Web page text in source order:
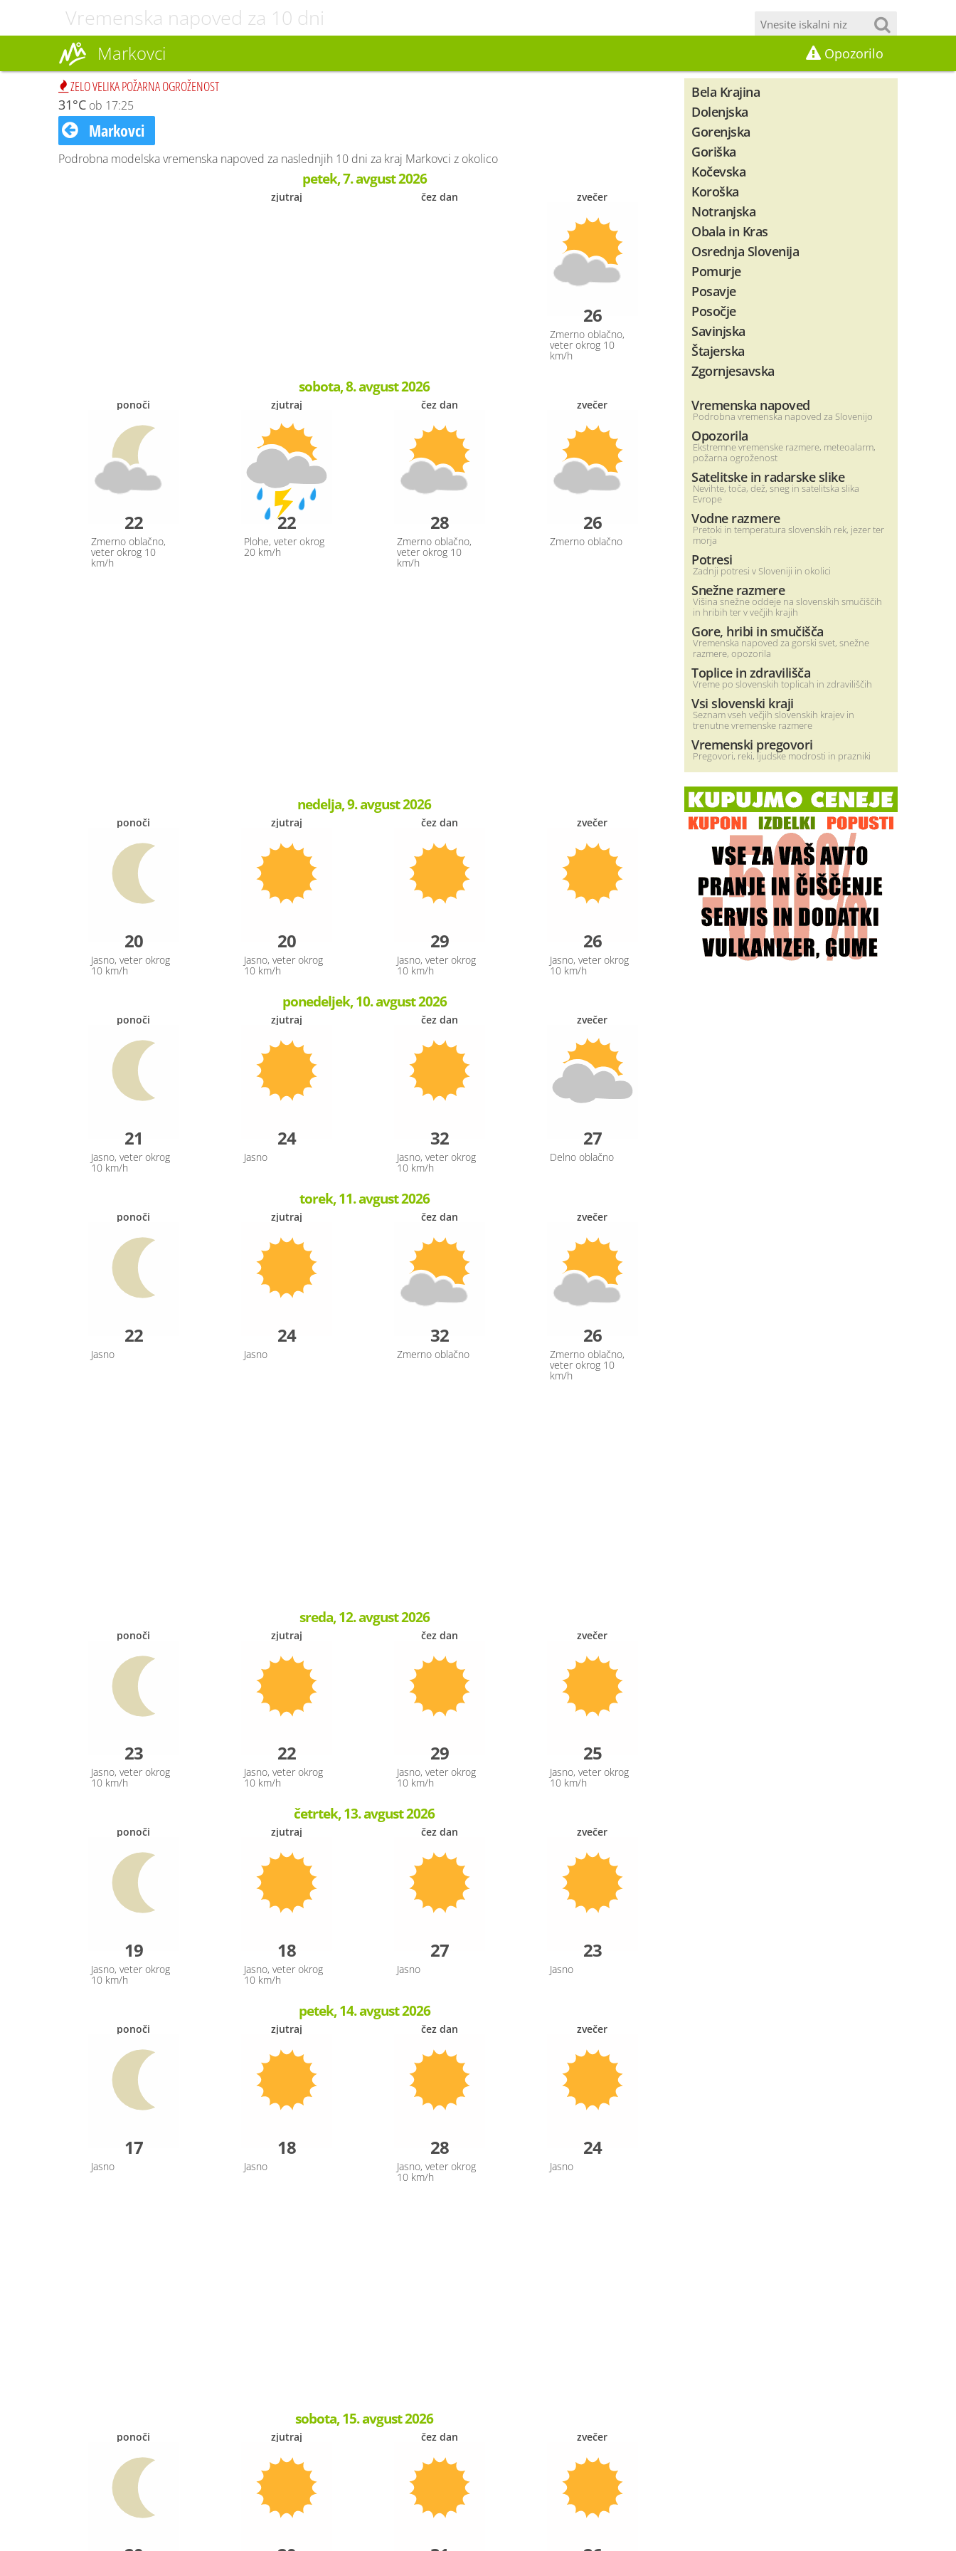
Vremenska napoved za 10 dni
Markovci Opozorilo
ZELO VELIKA POŽARNA OGROŽENOST
31°C ob 17:25
Markovci
Podrobna modelska vremenska napoved za naslednjih 10 dni za kraj Markovci z okolico
petek, 7. avgust 2026
zjutraj čez dan zvečer
26
Zmerno oblačno,
veter okrog 10
km/h
sobota, 8. avgust 2026
ponoči
22
Zmerno oblačno,
veter okrog 10
km/h
zjutraj
22
Plohe, veter okrog
20 km/h
čez dan
28
Zmerno oblačno,
veter okrog 10
km/h
zvečer
26
Zmerno oblačno
nedelja, 9. avgust 2026
ponoči
20
Jasno, veter okrog
10 km/h
zjutraj
20
Jasno, veter okrog
10 km/h
čez dan
29
Jasno, veter okrog
10 km/h
zvečer
26
Jasno, veter okrog
10 km/h
ponedeljek, 10. avgust 2026
ponoči
21
Jasno, veter okrog
10 km/h
zjutraj
24
Jasno
čez dan
32
Jasno, veter okrog
10 km/h
zvečer
27
Delno oblačno
torek, 11. avgust 2026
ponoči
22
Jasno
zjutraj
24
Jasno
čez dan
32
Zmerno oblačno
zvečer
26
Zmerno oblačno,
veter okrog 10
km/h
sreda, 12. avgust 2026
ponoči
23
Jasno, veter okrog
10 km/h
zjutraj
22
Jasno, veter okrog
10 km/h
čez dan
29
Jasno, veter okrog
10 km/h
zvečer
25
Jasno, veter okrog
10 km/h
četrtek, 13. avgust 2026
ponoči
19
Jasno, veter okrog
10 km/h
zjutraj
18
Jasno, veter okrog
10 km/h
čez dan
27
Jasno
zvečer
23
Jasno
petek, 14. avgust 2026
ponoči
17
Jasno
zjutraj
18
Jasno
čez dan
28
Jasno, veter okrog
10 km/h
zvečer
24
Jasno
sobota, 15. avgust 2026
ponoči zjutraj čez dan zvečer
Bela Krajina
Dolenjska
Gorenjska
Goriška
Kočevska
Koroška
Notranjska
Obala in Kras
Osrednja Slovenija
Pomurje
Posavje
Posočje
Savinjska
Štajerska
Zgornjesavska
Vremenska napoved
Podrobna vremenska napoved za Slovenijo
Opozorila
Ekstremne vremenske razmere, meteoalarm,
požarna ogroženost
Satelitske in radarske slike
Nevihte, toča, dež, sneg in satelitska slika
Evrope
Vodne razmere
Pretoki in temperatura slovenskih rek, jezer ter
morja
Potresi
Zadnji potresi v Sloveniji in okolici
Snežne razmere
Višina snežne oddeje na slovenskih smučiščih
in hribih ter v večjih krajih
Gore, hribi in smučišča
Vremenska napoved za gorski svet, snežne
razmere, opozorila
Toplice in zdravilišča
Vreme po slovenskih toplicah in zdraviliščih
Vsi slovenski kraji
Seznam vseh večjih slovenskih krajev in
trenutne vremenske razmere
Vremenski pregovori
Pregovori, reki, ljudske modrosti in prazniki